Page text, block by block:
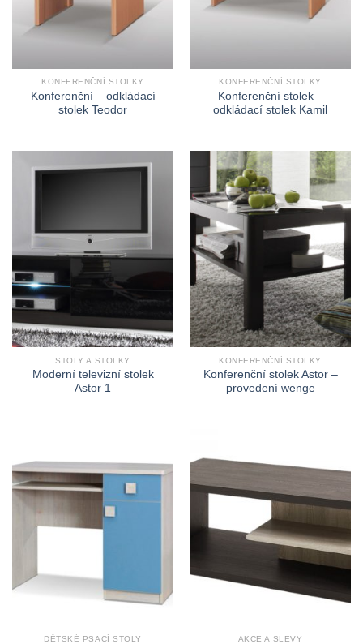
KONFERENČNÍ STOLKY
Konferenční – odkládací
stolek Teodor
KONFERENČNÍ STOLKY
Konferenční stolek –
odkládací stolek Kamil
STOLY A STOLKY
Moderní televizní stolek
Astor 1
KONFERENČNÍ STOLKY
Konferenční stolek Astor –
provedení wenge
DĚTSKÉ PSACÍ STOLY AKCE A SLEVY